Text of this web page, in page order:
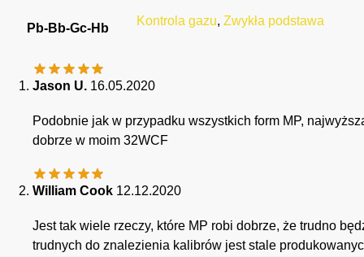
Pb-Bb-Gc-Hb
Kontrola gazu, Zwykła podstawa
Jason U. 16.05.2020
Podobnie jak w przypadku wszystkich form MP,
dobrze w moim 32WCF
William Cook 12.12.2020
Jest tak wiele rzeczy, które MP robi dobrze, że trudno
trudnych do znalezienia kalibrów jest stale